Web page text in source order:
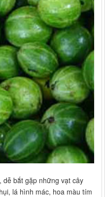
dễ bắt gặp những vạt cây
lá hình mác, hoa màu tím